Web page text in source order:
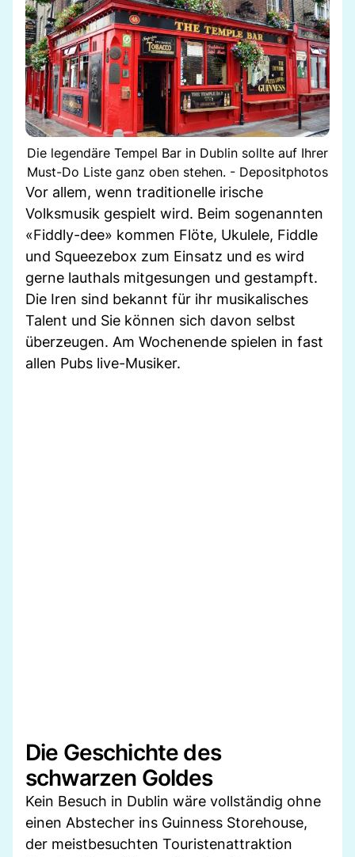
Die legendäre Tempel Bar in Dublin sollte auf Ihrer
Must-Do Liste ganz oben stehen. - Depositphotos
Vor allem, wenn traditionelle irische
Volksmusik gespielt wird. Beim sogenannten
«Fiddly-dee» kommen Flöte, Ukulele, Fiddle
und Squeezebox zum Einsatz und es wird
gerne lauthals mitgesungen und gestampft.
Die Iren sind bekannt für ihr musikalisches
Talent und Sie können sich davon selbst
überzeugen. Am Wochenende spielen in fast
allen Pubs live-Musiker.
Die Geschichte des
schwarzen Goldes
Kein Besuch in Dublin wäre vollständig ohne
einen Abstecher ins Guinness Storehouse,
der meistbesuchten Touristenattraktion